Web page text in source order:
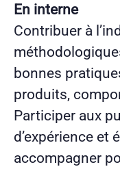
En interne
Contribuer à
bonnes
produits,
Participer aux
d’expérience et
accompagner